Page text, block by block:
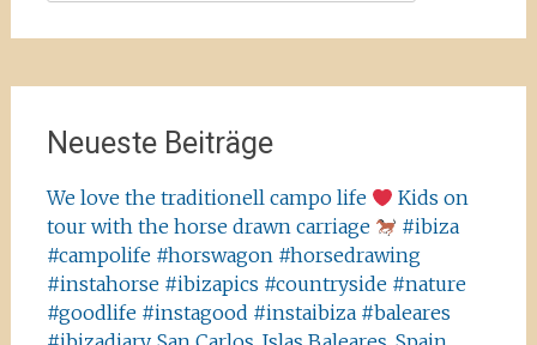
Neueste Beiträge
We love the traditionell campo life
Kids on
tour with the horse drawn carriage
#ibiza
#campolife #horswagon #horsedrawing
#instahorse #ibizapics #countryside #nature
#goodlife #instagood #instaibiza #baleares